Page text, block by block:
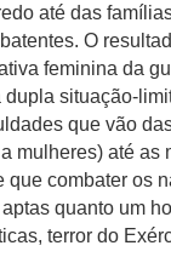
até das
O
feminina da
dupla situação-
que vão
mulheres) até as
combater os
quanto um
terror do